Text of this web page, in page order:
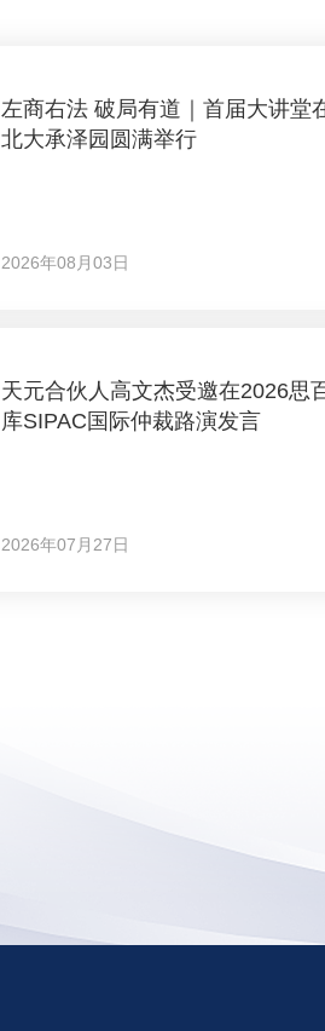
左商右法 破局有道｜首届大讲堂
北大承泽园圆满举行
2026年08月03日
天元合伙人高文杰受邀在2026思
库SIPAC国际仲裁路演发言
2026年07月27日